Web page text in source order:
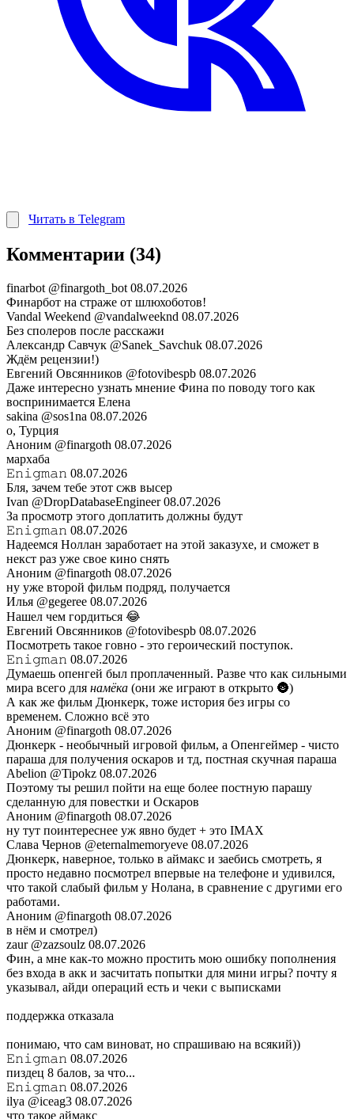
Читать в Telegram
Комментарии (34)
finarbot @finargoth_bot 08.07.2026
Финарбот на страже от шлюхоботов!
Vandal Weekend @vandalweeknd 08.07.2026
Без сполеров после расскажи
Александр Савчук @Sanek_Savchuk 08.07.2026
Ждём рецензии!)
Евгений Овсянников @fotovibespb 08.07.2026
Даже интересно узнать мнение Фина по поводу того как
воспринимается Елена
sakina @sos1na 08.07.2026
о, Турция
Аноним @finargoth 08.07.2026
мархаба
𝙴𝚗𝚒𝚐𝚖𝚊𝚗 08.07.2026
Бля, зачем тебе этот сжв высер
Ivan @DropDatabaseEngineer 08.07.2026
За просмотр этого доплатить должны будут
𝙴𝚗𝚒𝚐𝚖𝚊𝚗 08.07.2026
Надеемся Ноллан заработает на этой заказухе, и сможет в
некст раз уже свое кино снять
Аноним @finargoth 08.07.2026
ну уже второй фильм подряд, получается
Илья @gegeree 08.07.2026
Нашел чем гордиться 😂
Евгений Овсянников @fotovibespb 08.07.2026
Посмотреть такое говно - это героический поступок.
𝙴𝚗𝚒𝚐𝚖𝚊𝚗 08.07.2026
Думаешь опенгей был проплаченный. Разве что как сильными
мира всего для намёка (они же играют в открыто 🌚)
А как же фильм Дюнкерк, тоже история без игры со
временем. Сложно всё это
Аноним @finargoth 08.07.2026
Дюнкерк - необычный игровой фильм, а Опенгеймер - чисто
параша для получения оскаров и тд, постная скучная параша
Abelion @Tipokz 08.07.2026
Поэтому ты решил пойти на еще более постную парашу
сделанную для повестки и Оскаров
Аноним @finargoth 08.07.2026
ну тут поинтереснее уж явно будет + это IMAX
Слава Чернов @eternalmemoryeve 08.07.2026
Дюнкерк, наверное, только в аймакс и заебись смотреть, я
просто недавно посмотрел впервые на телефоне и удивился,
что такой слабый фильм у Нолана, в сравнение с другими его
работами.
Аноним @finargoth 08.07.2026
в нём и смотрел)
zaur @zazsoulz 08.07.2026
Фин, а мне как-то можно простить мою ошибку пополнения
без входа в акк и засчитать попытки для мини игры? почту я
указывал, айди операций есть и чеки с выписками
поддержка отказала
понимаю, что сам виноват, но спрашиваю на всякий))
𝙴𝚗𝚒𝚐𝚖𝚊𝚗 08.07.2026
пиздец 8 балов, за что...
𝙴𝚗𝚒𝚐𝚖𝚊𝚗 08.07.2026
ilya @iceag3 08.07.2026
что такое аймакс